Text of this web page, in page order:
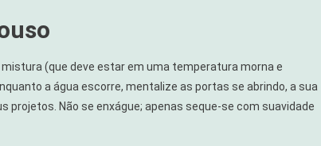
(que deve estar em uma temperatura morna e
a água escorre, mentalize as portas se abrindo, a sua
Não se enxágue; apenas seque-se com suavidade